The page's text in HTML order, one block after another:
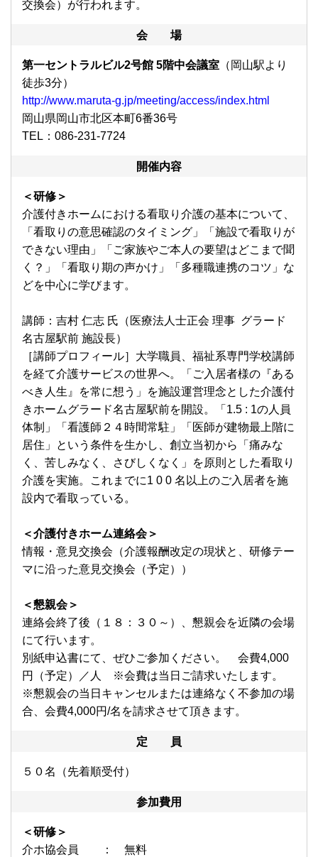
交換会）が行われます。
会 場
第一セントラルビル2号館 5階中会議室 （岡山駅より
徒歩3分）
http://www.maruta-g.jp/meeting/access/index.html
岡山県岡山市北区本町6番36号
TEL：086-231-7724
開催内容
＜研修＞
介護付きホームにおける看取り介護の基本について、
「看取りの意思確認のタイミング」「施設で看取りが
できない理由」「ご家族やご本人の要望はどこまで聞
く？」「看取り期の声かけ」「多種職連携のコツ」な
どを中心に学びます。
講師：吉村 仁志 氏（医療法人士正会 理事 グラード
名古屋駅前 施設長）
［講師プロフィール］大学職員、福祉系専門学校講師
を経て介護サービスの世界へ。「ご入居者様の『ある
べき人生』を常に想う」を施設運営理念とした介護付
きホームグラード名古屋駅前を開設。「1.5 : 1の人員
体制」「看護師２４時間常駐」「医師が建物最上階に
居住」という条件を生かし、創立当初から「痛みな
く、苦しみなく、さびしくなく」を原則とした看取り
介護を実施。これまでに1 0 0 名以上のご入居者を施
設内で看取っている。
＜介護付きホーム連絡会＞
情報・意見交換会（介護報酬改定の現状と、研修テー
マに沿った意見交換会（予定））
＜懇親会＞
連絡会終了後（１８：３０～）、懇親会を近隣の会場
にて行います。
別紙申込書にて、ぜひご参加ください。 会費4,000
円（予定）／人 ※会費は当日ご請求いたします。
※懇親会の当日キャンセルまたは連絡なく不参加の場
合、会費4,000円/名を請求させて頂きます。
定 員
５０名（先着順受付）
参加費用
＜研修＞
介ホ協会員 ： 無料